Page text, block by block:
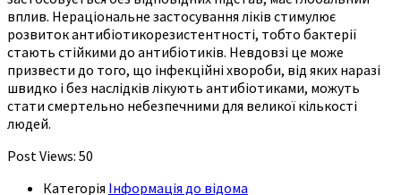
вплив. Нераціональне застосування ліків стимулює
розвиток антибіотикорезистентності, тобто бактерії
стають стійкими до антибіотиків. Невдовзі це може
призвести до того, що інфекційні хвороби, від яких наразі
швидко і без наслідків лікують антибіотиками, можуть
стати смертельно небезпечними для великої кількості
людей.
Post Views: 50
Категорія Інформація до відома